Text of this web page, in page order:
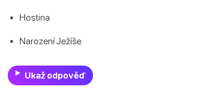
Hostina
Narození Ježíše
Ukaž odpověď